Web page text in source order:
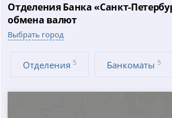
Отделения Банка «Санкт-
обмена валют
Выбрать город
Отделения 5 Банкоматы 5